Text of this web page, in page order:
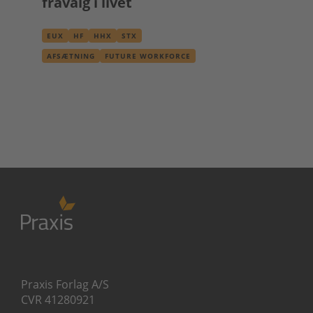
EUX HF HHX STX
AFSÆTNING
FUTURE WORKFORCE
Praxis Forlag A/S
CVR 41280921